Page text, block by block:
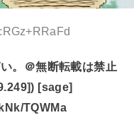
。＠無断転載は禁止
[sage]
TQWMa